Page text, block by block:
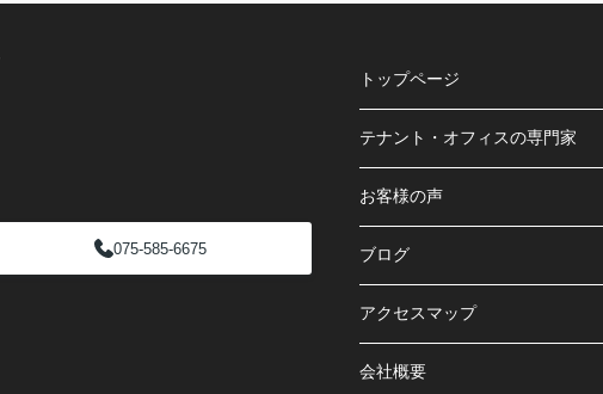
075-585-6675
トップページ
テナント・オフィスの専門家
お客様の声
ブログ
アクセスマップ
会社概要